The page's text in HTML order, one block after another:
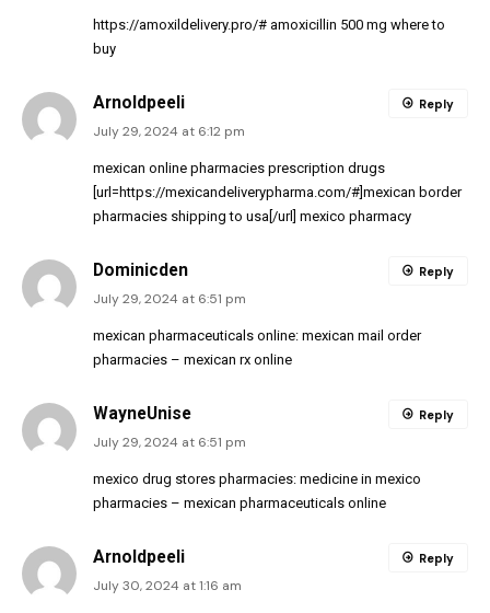
https://amoxildelivery.pro/# amoxicillin 500 mg where to
buy
Arnoldpeeli
July 29, 2024 at 6:12 pm
mexican online pharmacies prescription drugs
[url=https://mexicandeliverypharma.com/#]mexican border
pharmacies shipping to usa[/url] mexico pharmacy
Reply
Dominicden
July 29, 2024 at 6:51 pm
mexican pharmaceuticals online: mexican mail order
pharmacies – mexican rx online
Reply
WayneUnise
July 29, 2024 at 6:51 pm
mexico drug stores pharmacies: medicine in mexico
pharmacies – mexican pharmaceuticals online
Reply
Arnoldpeeli
July 30, 2024 at 1:16 am
Reply